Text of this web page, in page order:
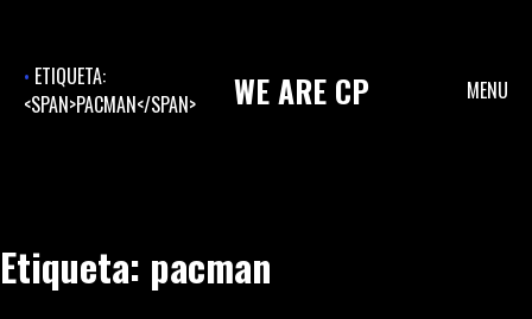
contentETIQUETA:
<SPAN>PACMAN</SPAN>
WEARE CP MENU
Etiqueta: pacman